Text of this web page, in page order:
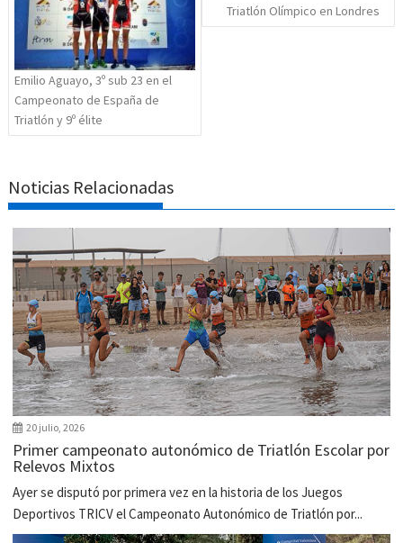
Emilio Aguayo, 3º sub 23 en el
Campeonato de España de
Triatlón y 9º élite
Triatlón Olímpico en Londres
Noticias Relacionadas
20 julio, 2026
Primer campeonato autonómico de Triatlón Escolar por
Relevos Mixtos
Ayer se disputó por primera vez en la historia de los Juegos
Deportivos TRICV el Campeonato Autonómico de Triatlón por...